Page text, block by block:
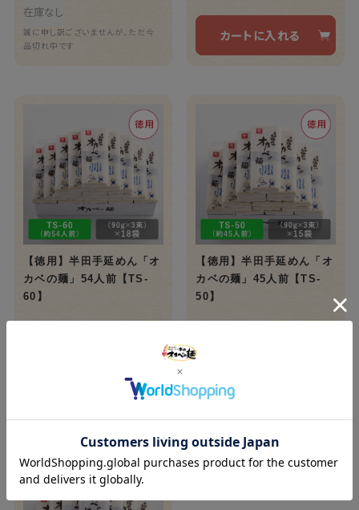
在庫なし
誠に申し訳ございませんが、ただ今
品切れ中です
カートに入れる
【徳用】半田手延めん「オ
カベの麺」54人前【TS-
60】
カートに入れる
【徳用】半田手延めん「オ
カベの麺」45人前【TS-
50】
カートに入れる